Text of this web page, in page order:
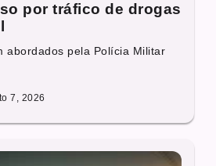
por tráfico de drogas
abordados pela Polícia Militar
7, 2026